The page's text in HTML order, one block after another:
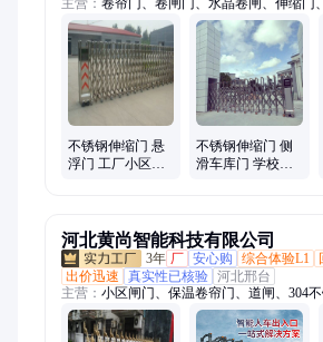
卷帘门、车牌识别、广告道闸、人脸识别、
不锈钢伸缩门 悬
浮门 工厂小区工
不锈钢伸缩门 侧
滑车库门 学校工
河北黄尚智能科技有限公司
3年 厂 安心购 综合体验L1
出价迅速
真实性已核验 河北邢台
主营： 小区闸门、保温卷帘门、道闸、304
识别、广告道闸、人脸识别、卷闸门、快速